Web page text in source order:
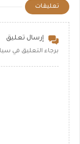
تعليقات
إرسال تعليق
برجاء التعليق في